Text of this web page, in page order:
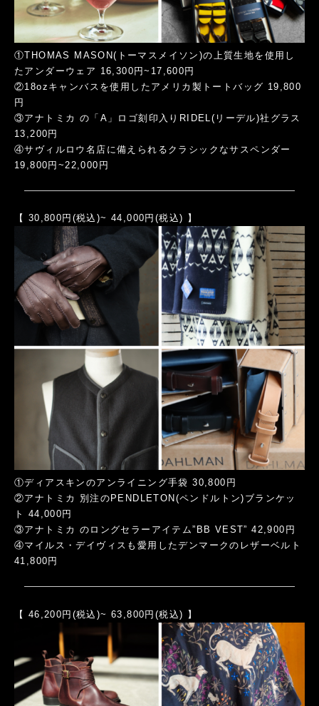
①THOMAS MASON(トーマスメイソン)の上質生地を使用し
たアンダーウェア 16,300円~17,600円
②18ozキャンバスを使用したアメリカ製トートバッグ 19,800
円
③アナトミカ の「A」ロゴ刻印入りRIDEL(リーデル)社グラス
13,200円
④サヴィルロウ名店に備えられるクラシックなサスペンダー
19,800円~22,000円
【 30,800円(税込)~ 44,000円(税込) 】
①ディアスキンのアンライニング手袋 30,800円
②アナトミカ 別注のPENDLETON(ペンドルトン)ブランケッ
ト 44,000円
③アナトミカ のロングセラーアイテム”BB VEST” 42,900円
④マイルス・デイヴィスも愛用したデンマークのレザーベルト
41,800円
【 46,200円(税込)~ 63,800円(税込) 】